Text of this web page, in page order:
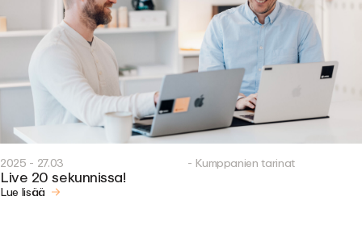
2025 - 27.03 - Kumppanien tarinat
Live 20 sekunnissa!
Lue lisää